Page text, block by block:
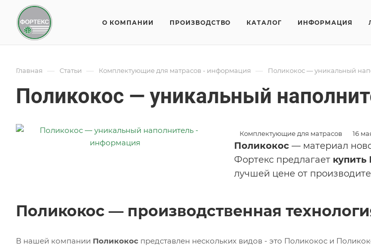
О КОМПАНИИ ПРОИЗВОДСТВО КАТАЛОГ ИНФОРМАЦИЯ
Главная — Статьи — Комплектующие для матрасов - информация — Поликокос — уникальный
Поликокос — уникальный
Комплектующие для матрасов 16
Поликокос — материал
Фортекс предлагает купить
лучшей цене от
Поликокос — производственная
В нашей компании Поликокос представлен нескольких видов - это Поликокос и